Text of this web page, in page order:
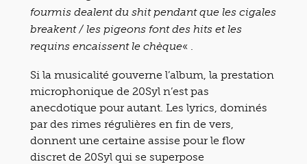
fourmis dealent du shit pendant que les cigales
breakent / les pigeons font des hits et les
requins encaissent le chèque« .
Si la musicalité gouverne l’album, la prestation
microphonique de 20Syl n’est pas
anecdotique pour autant. Les lyrics, dominés
par des rimes régulières en fin de vers,
donnent une certaine assise pour le flow
discret de 20Syl qui se superpose